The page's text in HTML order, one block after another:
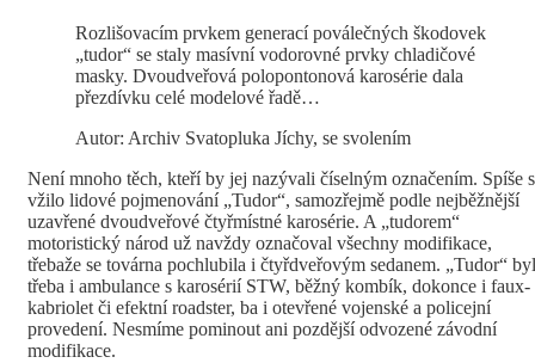
Rozlišovacím prvkem generací poválečných škodovek
„tudor“ se staly masívní vodorovné prvky chladičové
masky. Dvoudveřová polopontonová karosérie dala
přezdívku celé modelové řadě…
Autor: Archiv Svatopluka Jíchy, se svolením
Není mnoho těch, kteří by jej nazývali číselným označením. Spíše
vžilo lidové pojmenování „Tudor“, samozřejmě podle nejběžnější
uzavřené dvoudveřové čtyřmístné karosérie. A „tudorem“
motoristický národ už navždy označoval všechny modifikace,
třebaže se továrna pochlubila i čtyřdveřovým sedanem. „Tudor“ byl
třeba i ambulance s karosérií STW, běžný kombík, dokonce i faux-
kabriolet či efektní roadster, ba i otevřené vojenské a policejní
provedení. Nesmíme pominout ani pozdější odvozené závodní
modifikace.